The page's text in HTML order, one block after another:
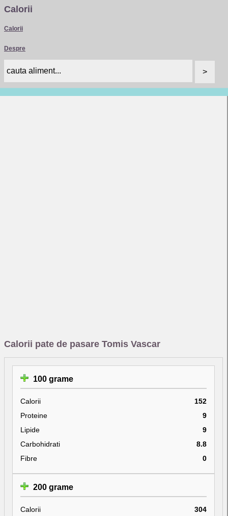
Calorii
Calorii
Despre
Calorii pate de pasare Tomis Vascar
100 grame
Calorii
152
Proteine
9
Lipide
9
Carbohidrati
8.8
Fibre
0
200 grame
Calorii
304